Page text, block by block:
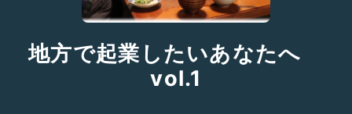
地方で起業したいあなたへ
vol.1